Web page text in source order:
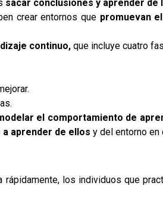
sacar conclusiones y aprender
crear entornos que promuevan
continuo, que incluye cuatro
el comportamiento de
aprender de ellos y del entorno en
los individuos que